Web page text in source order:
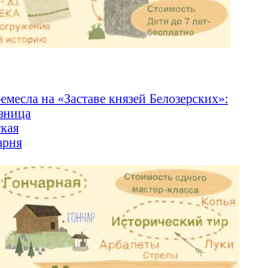
на «Заставе князей Белозерских»: